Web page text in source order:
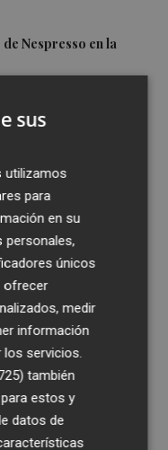
Nespresso en la
sostenibles
de la granada
Dagnino ilustra
de
correo
sus
utilizamos
para
en su
personales,
únicos
ofrecer
medir
información
los servicios.
también
estos y
datos de